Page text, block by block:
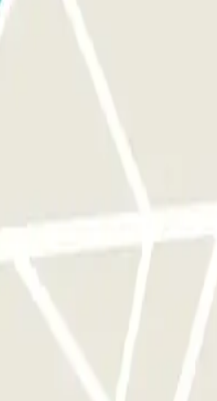
seule fois
de cet opérateur disponible sur Parclick.